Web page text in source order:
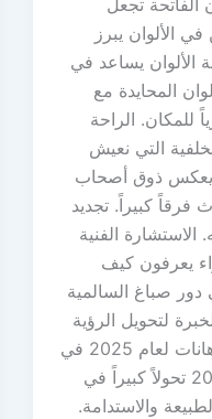
الفاتحة تجعل
الألوان يبرز
الألوان يساعد في
المحايدة مع
للمكان. الراحة
التي نعيش
يعكس ذوق أصحاب
فرقاً كبيراً. تجديد
الاستشارة الفنية
يعرفون كيف
دور صباغ السالمية
لتحويل الرؤية
إلى واقع. أحدث صيحات الديكور والدهانات لعام 2025 في
الكويت صباغ السالمية يشهد عام 2025 تحولاً كبيراً في
والاستدامة.